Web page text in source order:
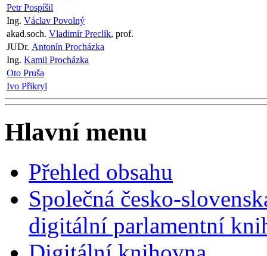
Petr Pospíšil
Ing. Václav Povolný
akad.soch. Vladimír Preclík, prof.
JUDr. Antonín Procházka
Ing. Kamil Procházka
Oto Pruša
Ivo Přikryl
Hlavní menu
Přehled obsahu
Společná česko-
digitální parlamentní